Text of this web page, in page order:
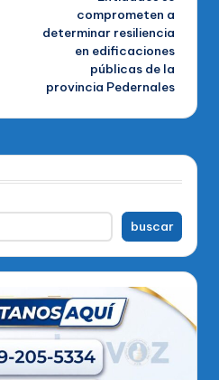
comprometen a
determinar resiliencia
en edificaciones
públicas de la
provincia Pedernales
buscar